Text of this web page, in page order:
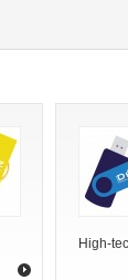
High-